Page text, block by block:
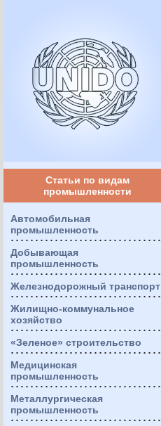
Статьи по видам
промышленности
Автомобильная
промышленность
Добывающая
промышленность
Железнодорожный транспорт
Жилищно-коммунальное
хозяйство
«Зеленое» строительство
Медицинская
промышленность
Металлургическая
промышленность